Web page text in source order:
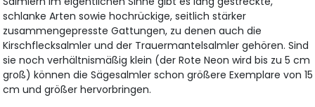
schlanke Arten sowie hochrückige, seitlich stärker
zusammengepresste Gattungen, zu denen auch die
Kirschflecksalmler und der Trauermantelsalmler gehören. Sind
sie noch verhältnismäßig klein (der Rote Neon wird bis zu 5 cm
groß) können die Sägesalmler schon größere Exemplare von 15
cm und größer hervorbringen.